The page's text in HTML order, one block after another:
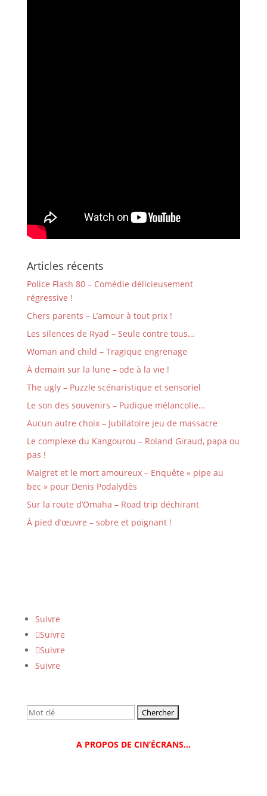
Articles récents
Police Flash 80 – Comédie délicieusement
régressive !
Chers parents – L’amour à tout prix !
Les silences de Ryad – Seule contre tous…
Woman and child – Tragique engrenage
À demain sur la lune – ode à la vie !
The ugly – Puzzle scénaristique et sensoriel
Le son des souvenirs – Pudique mélancolie…
Aucun autre choix – Jubilatoire jeu de massacre
Le complexe du Kangourou – Roland Giraud, papa ou
pas !
Maigret et le mort amoureux – Enquête « pipe au
bec » pour Denis Podalydès
Sur la route d’Omaha – Road trip déchirant
À pied d’œuvre – sobre et poignant !
Suivre
Suivre
Suivre
Suivre
Rechercher:
A PROPOS DE CIN’ÉCRANS…